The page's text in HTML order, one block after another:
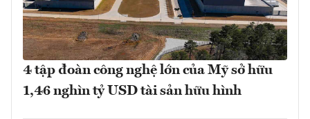
4 tập đoàn công nghệ lớn của Mỹ sở hữu
1,46 nghìn tỷ USD tài sản hữu hình